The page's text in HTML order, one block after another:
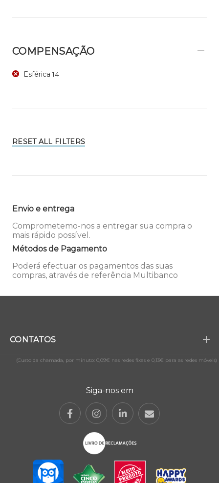
COMPENSAÇÃO
Esférica 14
RESET ALL FILTERS
Envio e entrega
Comprometemo-nos a entregar sua compra o
mais rápido possível.
Métodos de Pagamento
Poderá efectuar os pagamentos das suas
compras, através de referência Multibanco
CONTATOS
(Custo da chamada, por minuto: 0,09€ nas redes fixas e 0,13€ para as redes móveis)
Siga-nos em